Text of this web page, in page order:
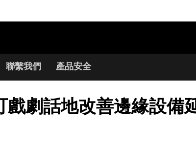
聯繫我們 產品安全
劇話地改善邊緣設備